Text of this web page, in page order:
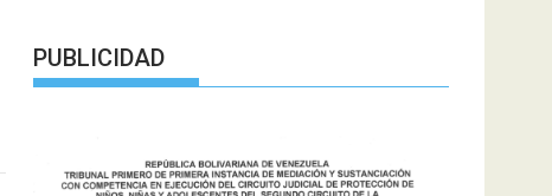
PUBLICIDAD